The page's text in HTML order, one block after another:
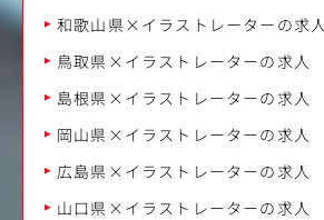
和歌山県×イラストレーターの求人
鳥取県×イラストレーターの求人
島根県×イラストレーターの求人
岡山県×イラストレーターの求人
広島県×イラストレーターの求人
山口県×イラストレーターの求人